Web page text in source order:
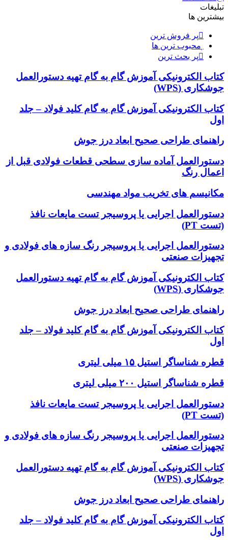
تبلیغات
بیشترین ها
پر فروش ترین
محبوب ترین ها
پر بحث ترین
کتاب الکترونیکی آموزش گام به گام تهیه دستورالعمل
جوشکاری (WPS)
کتاب الکترونیکی آموزش گام به گام کلید فولاد – جلد
اول
راهنمای طراحی صحیح ابعاد درز جوش
دستورالعمل آماده سازی سطحی قطعات فولادی قبل از
اعمال رنگ
مکانیسم های تخریب مواد مهندسی
دستورالعمل اجرایی یا پروسیجر تست مایعات نافذ
(تست PT)
دستورالعمل اجرایی یا پروسیجر رنگ سازه های فولادی و
تجهیزات صنعتی
کتاب الکترونیکی آموزش گام به گام تهیه دستورالعمل
جوشکاری (WPS)
راهنمای طراحی صحیح ابعاد درز جوش
کتاب الکترونیکی آموزش گام به گام کلید فولاد – جلد
اول
قطره شناساگر استیل ۱۵ میلی لیتری
قطره شناساگر استیل ۲۰۰ میلی لیتری
دستورالعمل اجرایی یا پروسیجر تست مایعات نافذ
(تست PT)
دستورالعمل اجرایی یا پروسیجر رنگ سازه های فولادی و
تجهیزات صنعتی
کتاب الکترونیکی آموزش گام به گام تهیه دستورالعمل
جوشکاری (WPS)
راهنمای طراحی صحیح ابعاد درز جوش
کتاب الکترونیکی آموزش گام به گام کلید فولاد – جلد
اول